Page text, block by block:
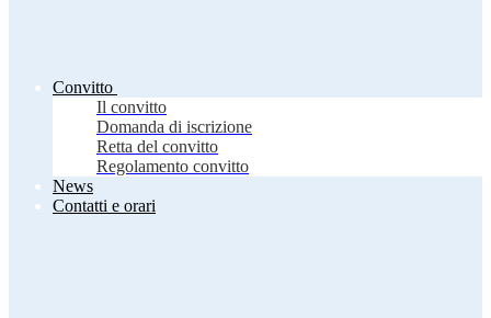
Convitto
Il convitto
Domanda di iscrizione
Retta del convitto
Regolamento convitto
News
Contatti e orari